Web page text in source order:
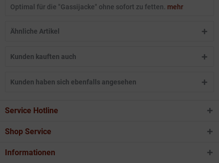
Optimal für die "Gassijacke" ohne sofort zu fetten. mehr
Ähnliche Artikel
Kunden kauften auch
Kunden haben sich ebenfalls angesehen
Service Hotline
Shop Service
Informationen